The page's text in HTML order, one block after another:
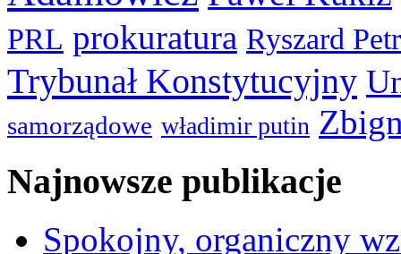
PRL prokuratura Ryszard
Trybunał Konstytucyjny
samorządowe władimir putin
Najnowsze publikacje
Spokojny, organiczny